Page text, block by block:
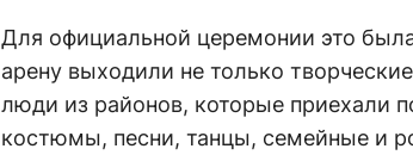
Для официальной церемонии это
арену выходили не только
люди из районов, которые приехали
костюмы, песни, танцы, семейные и